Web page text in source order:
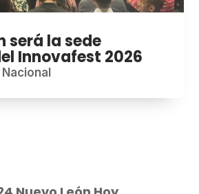
será la sede
Innovafest 2026
Nacional